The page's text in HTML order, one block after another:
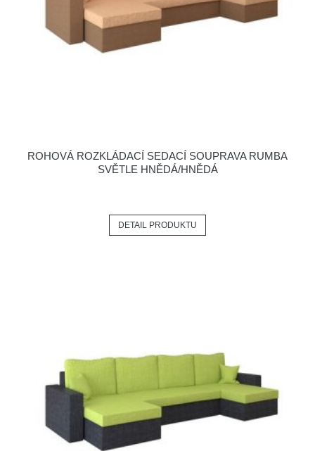
ROHOVÁ ROZKLÁDACÍ SEDACÍ SOUPRAVA RUMBA
SVĚTLE HNĚDÁ/HNĚDÁ
DETAIL PRODUKTU